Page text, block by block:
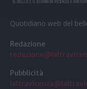
Quotidiano web del
Redazione
Pubblicità